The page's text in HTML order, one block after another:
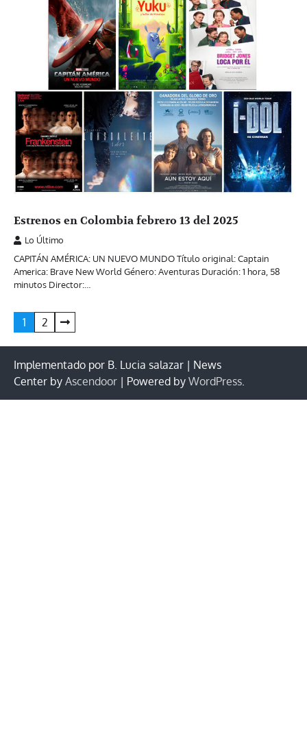
Estrenos en Colombia febrero 13 del 2025
Lo Último
CAPITÁN AMÉRICA: UN NUEVO MUNDO Título original: Captain
America: Brave New World Género: Aventuras Duración: 1 hora, 58
minutos Director:…
Paginación
de
entradas
1 2
Implementado por B. Lucia salazar | News
Center by Ascendoor | Powered by WordPress